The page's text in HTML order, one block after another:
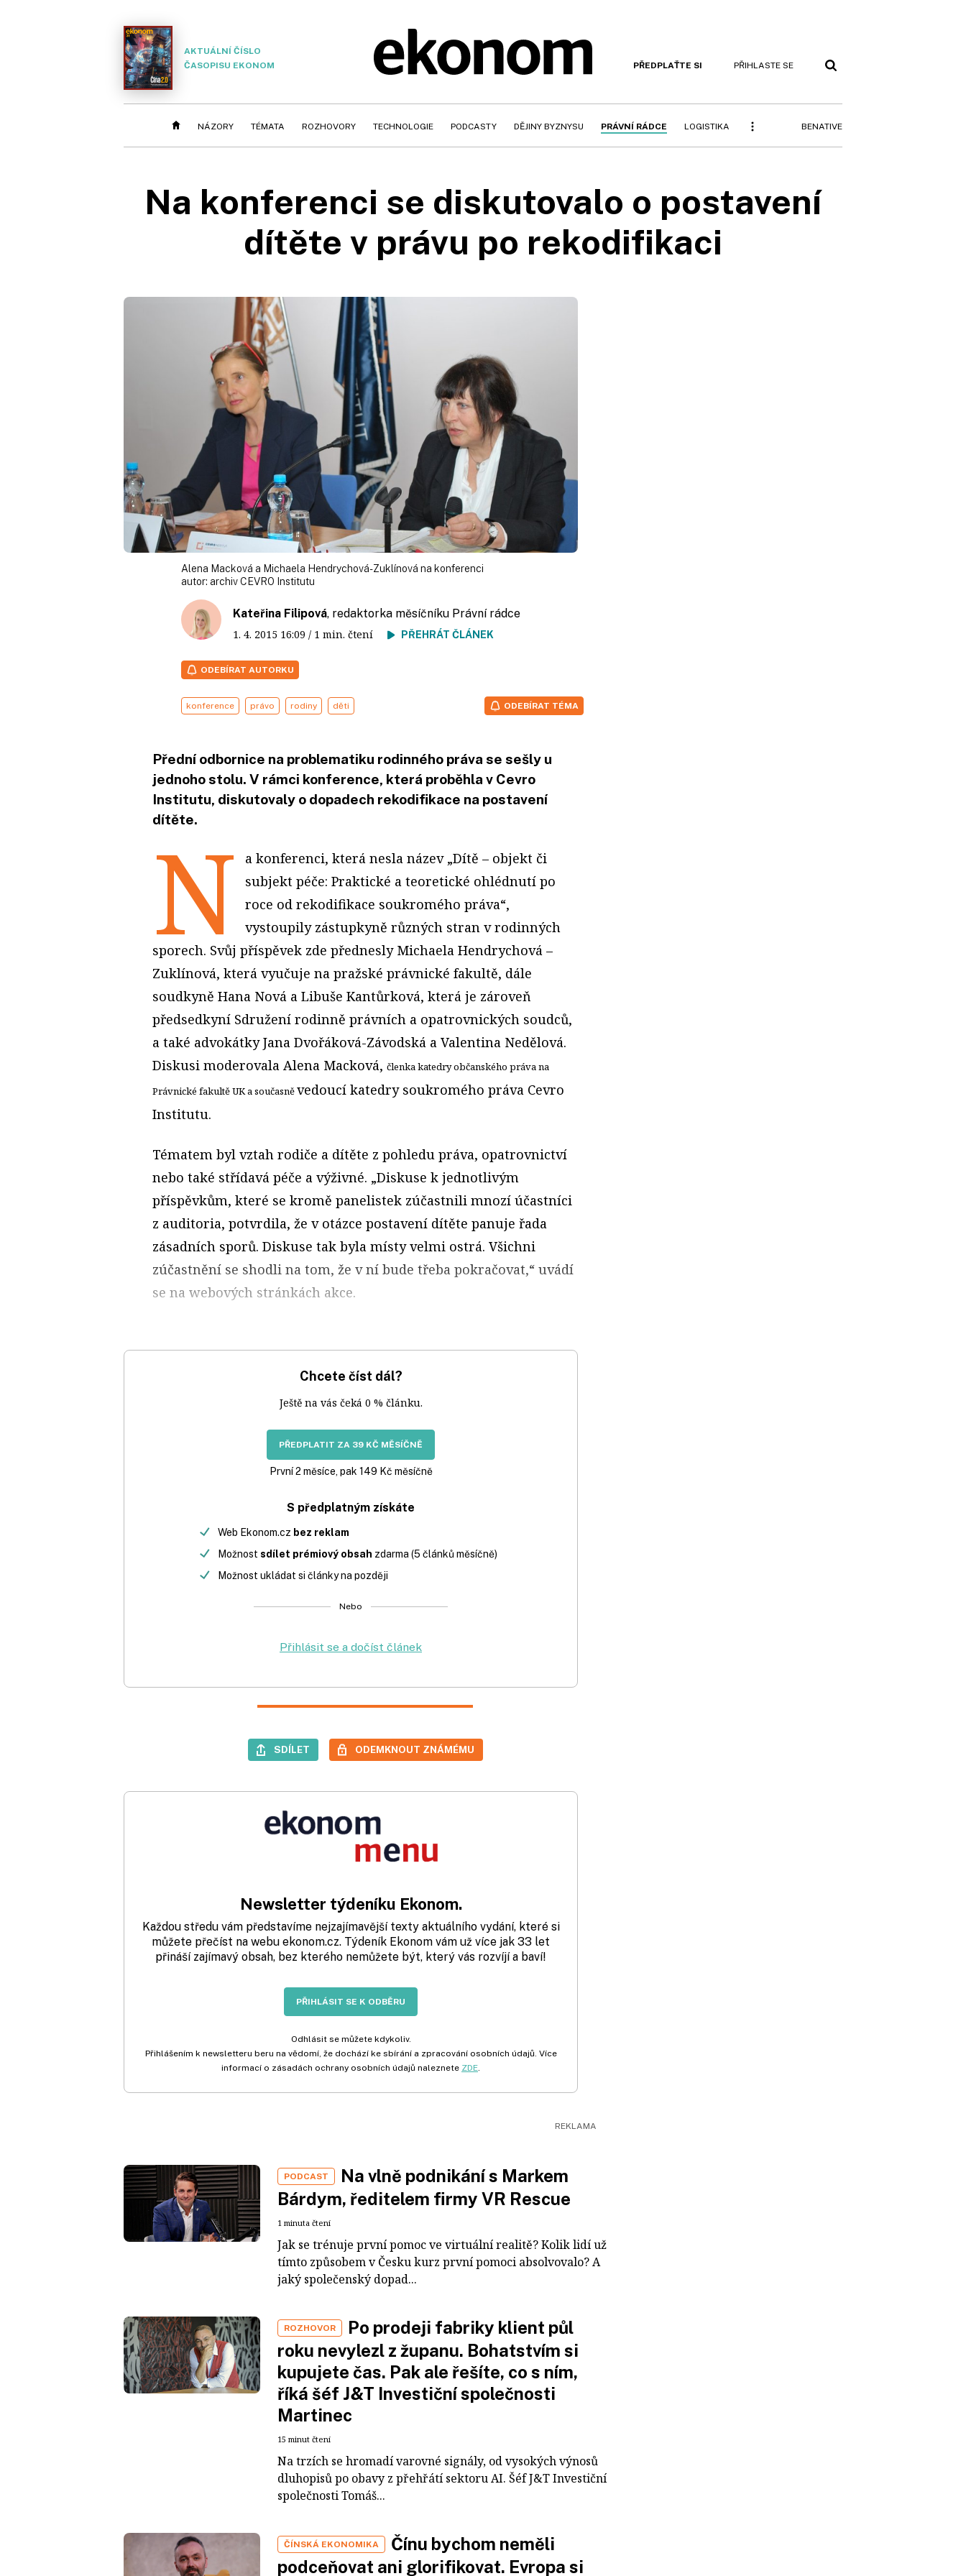
AKTUÁLNÍ ČÍSLO
ČASOPISU EKONOM
PŘEDPLAŤTE SI PŘIHLASTE SE
NÁZORY TÉMATA ROZHOVORY TECHNOLOGIE PODCASTY DĚJINY BYZNYSU PRÁVNÍ RÁDCE LOGISTIKA BENATIVE
Na konferenci se diskutovalo o postavení
dítěte v právu po rekodifikaci
Alena Macková a Michaela Hendrychová-Zuklínová na konferenci
autor: archiv CEVRO Institutu
Kateřina Filipová, redaktorka měsíčníku Právní rádce
1. 4. 2015 16:09 / 1 min. čtení PŘEHRÁT ČLÁNEK
ODEBÍRAT AUTORKU
konference právo rodiny děti ODEBÍRAT TÉMA
Přední odbornice na problematiku rodinného práva se sešly u
jednoho stolu. V rámci konference, která proběhla v Cevro
Institutu, diskutovaly o dopadech rekodifikace na postavení
dítěte.
N
a konferenci, která nesla název „Dítě – objekt či
subjekt péče: Praktické a teoretické ohlédnutí po
roce od rekodifikace soukromého práva“,
vystoupily zástupkyně různých stran v rodinných
sporech. Svůj příspěvek zde přednesly Michaela Hendrychová –
Zuklínová, která vyučuje na pražské právnické fakultě, dále
soudkyně Hana Nová a Libuše Kantůrková, která je zároveň
předsedkyní Sdružení rodinně právních a opatrovnických soudců,
a také advokátky Jana Dvořáková-Závodská a Valentina Nedělová.
Diskusi moderovala Alena Macková, členka katedry občanského práva na
Právnické fakultě UK a současněvedoucí katedry soukromého práva Cevro
Institutu.
Tématem byl vztah rodiče a dítěte z pohledu práva, opatrovnictví
nebo také střídavá péče a výživné. „Diskuse k jednotlivým
příspěvkům, které se kromě panelistek zúčastnili mnozí účastníci
z auditoria, potvrdila, že v otázce postavení dítěte panuje řada
zásadních sporů. Diskuse tak byla místy velmi ostrá. Všichni
zúčastnění se shodli na tom, že v ní bude třeba pokračovat,“ uvádí
se na webových stránkách akce.
Chcete číst dál?
Ještě na vás čeká 0 % článku.
PŘEDPLATIT ZA 39 KČ MĚSÍČNĚ
První 2 měsíce, pak 149 Kč měsíčně
S předplatným získáte
Web Ekonom.cz bez reklam
Možnost sdílet prémiový obsah zdarma (5 článků měsíčně)
Možnost ukládat si články na později
Nebo
Přihlásit se a dočíst článek
SDÍLET ODEMKNOUT ZNÁMÉMU
Newsletter týdeníku Ekonom.
Každou středu vám představíme nejzajímavější texty aktuálního vydání, které si
můžete přečíst na webu ekonom.cz. Týdeník Ekonom vám už více jak 33 let
přináší zajímavý obsah, bez kterého nemůžete být, který vás rozvíjí a baví!
PŘIHLÁSIT SE K ODBĚRU
Odhlásit se můžete kdykoliv.
Přihlášením k newsletteru beru na vědomí, že dochází ke sbírání a zpracování osobních údajů. Více
informací o zásadách ochrany osobních údajů naleznete ZDE
PODCAST
Na vlně podnikání s Markem
Bárdym, ředitelem firmy VR Rescue
1 minuta čtení
Jak se trénuje první pomoc ve virtuální realitě? Kolik lidí už
tímto způsobem v Česku kurz první pomoci absolvovalo? A
jaký společenský dopad...
ROZHOVOR
Po prodeji fabriky klient půl
roku nevylezl z županu. Bohatstvím si
kupujete čas. Pak ale řešíte, co s ním,
říká šéf J&T Investiční společnosti
Martinec
15 minut čtení
Na trzích se hromadí varovné signály, od vysokých výnosů
dluhopisů po obavy z přehřátí sektoru AI. Šéf J&T Investiční
společnosti Tomáš...
ČÍNSKÁ EKONOMIKA
Čínu bychom neměli
podceňovat ani glorifikovat. Evropa si